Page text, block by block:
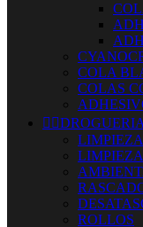
COLA
COLAS
 DROGUERIA
LIMPIEZA
ROLLOS